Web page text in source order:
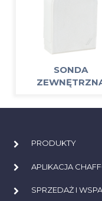
SONDA
PRODUKTY
APLIKACJA
SPRZEDAŻ I